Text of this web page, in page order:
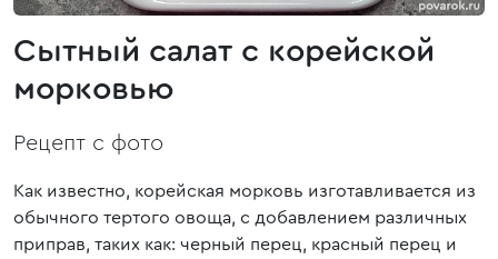
Сытный салат с корейской
морковью
Рецепт с фото
Как известно, корейская морковь изготавливается из
обычного тертого овоща, с добавлением различных
приправ, таких как: черный перец, красный перец и